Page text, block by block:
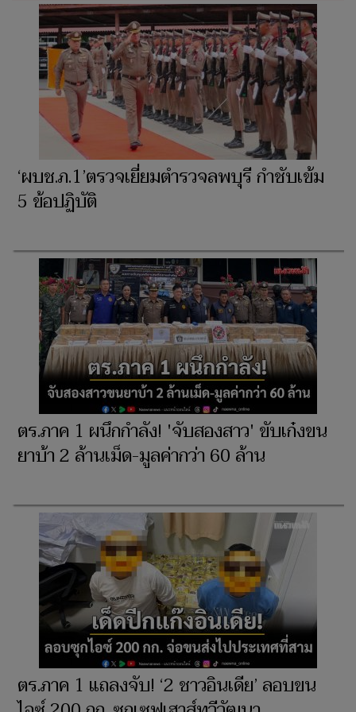
‘ผบช.ภ.1’ตรวจเยี่ยมตำรวจลพบุรี กำชับเข้ม
5 ข้อปฏิบัติ
ตร.ภาค 1 ผนึกกำลัง! 'จับสองสาว' ขับเก๋งขน
ยาบ้า 2 ล้านเม็ด-มูลค่ากว่า 60 ล้าน
ตร.ภาค 1 แถลงจับ! ‘2 ชาวอินเดีย’ ลอบขน